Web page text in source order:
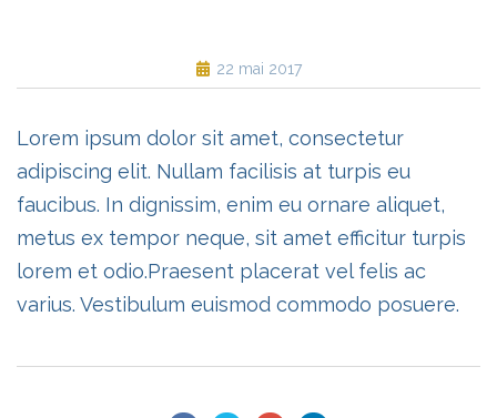
22 mai 2017
Lorem ipsum dolor sit amet, consectetur
adipiscing elit. Nullam facilisis at turpis eu
faucibus. In dignissim, enim eu ornare aliquet,
metus ex tempor neque, sit amet efficitur turpis
lorem et odio.Praesent placerat vel felis ac
varius. Vestibulum euismod commodo posuere.